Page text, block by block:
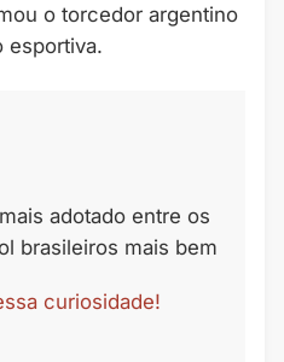
o torcedor argentino
esportiva.
adotado entre os
brasileiros mais bem
curiosidade!